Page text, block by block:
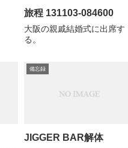
旅程 131103-084600
大阪の親戚結婚式に出席す
る。
備忘録
JIGGER BAR解体